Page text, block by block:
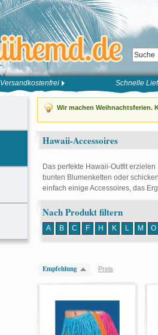
Versandkostenfrei Schnelle
Wir machen Weihnachtsferien.
Hawaii-Accessoires
Das perfekte Hawaii-Outfit
bunten Blumenketten oder
einfach einige Accessoires, das
Nach Produkt filtern
A B C F H K L M O
Empfehlung Preis